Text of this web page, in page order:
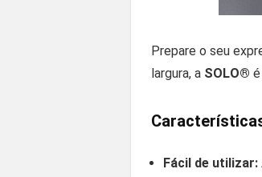
Prepare o seu
largura, a SOLO®
Fácil de utilizar: